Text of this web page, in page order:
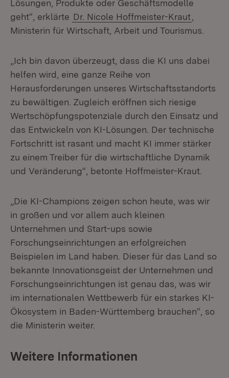
Lösungen, Produkte oder Geschäftsmodelle
geht“, erklärte Dr. Nicole Hoffmeister-Kraut
Ministerin für Wirtschaft, Arbeit und Tourismus.
„Ich bin davon überzeugt, dass die KI uns dabei
helfen wird, eine ganze Reihe von
Herausforderungen unseres Wirtschaftsstandorts
zu bewältigen. Zugleich eröffnen sich riesige
Wertschöpfungspotenziale durch den Einsatz und
das Entwickeln von KI-Lösungen. Der technische
Fortschritt ist rasant und macht KI immer stärker
zu einem Treiber für die wirtschaftliche Dynamik
und Veränderung“, betonte Hoffmeister-Kraut.
„Die KI-Champions zeigen schon heute, was wir
in großen und vor allem auch kleinen
Unternehmen und Start-ups sowie
Forschungseinrichtungen an erfolgreichen
Beispielen im Land haben. Dieser für das Land so
bekannte Innovationsgeist der Unternehmen und
Forschungseinrichtungen ist genau das, was wir
im internationalen Wettbewerb für ein starkes KI-
Ökosystem in Baden-Württemberg brauchen“, so
die Ministerin weiter.
Weitere Informationen